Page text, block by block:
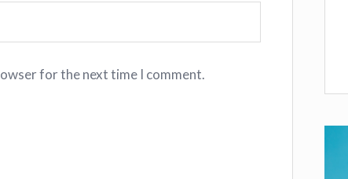
for the next time I comment.